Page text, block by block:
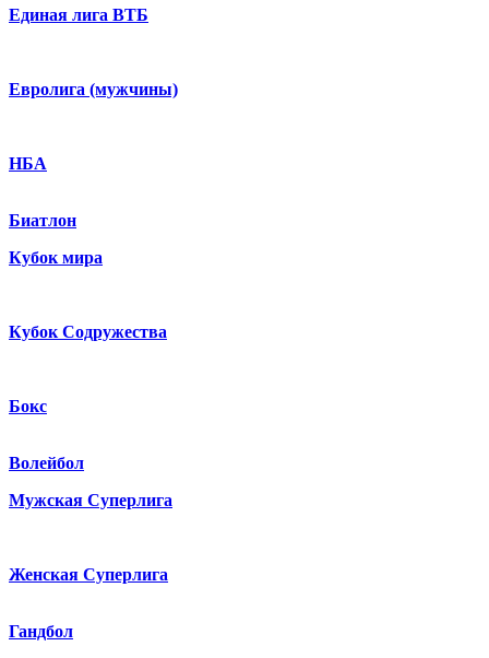
Единая лига ВТБ
Евролига (мужчины)
НБА
Биатлон
Кубок мира
Кубок Содружества
Бокс
Волейбол
Мужская Суперлига
Женская Суперлига
Гандбол